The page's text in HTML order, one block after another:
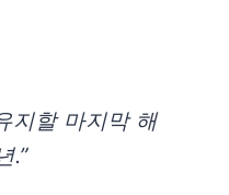
지할 마지막 해
.”